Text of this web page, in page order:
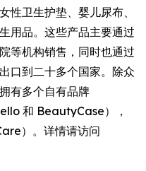
性卫生护垫、婴儿尿布、
用品。这些产品主要通过
等机构销售，同时也通过
口到二十多个国家。除众
有多个自有品牌
和 BeautyCase），
）。详情请访问